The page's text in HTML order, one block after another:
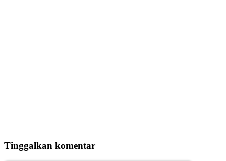
Tinggalkan komentar